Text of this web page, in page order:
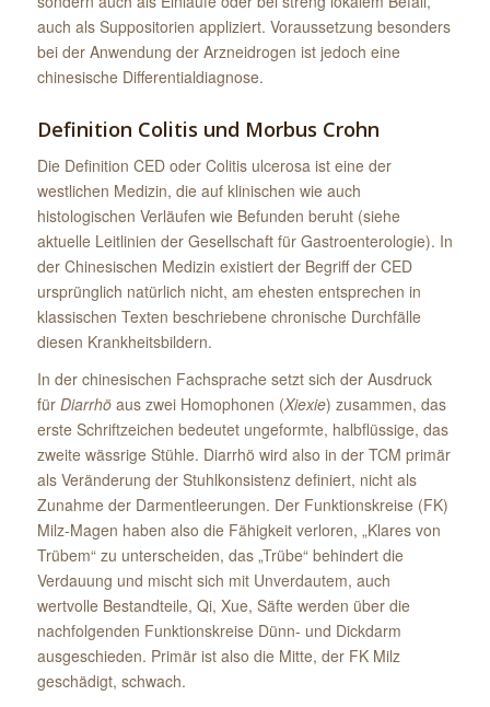
auch als Suppositorien appliziert. Voraussetzung besonders
bei der Anwendung der Arzneidrogen ist jedoch eine
chinesische Differentialdiagnose.
Definition Colitis und Morbus Crohn
Die Definition CED oder Colitis ulcerosa ist eine der
westlichen Medizin, die auf klinischen wie auch
histologischen Verläufen wie Befunden beruht (siehe
aktuelle Leitlinien der Gesellschaft für Gastroenterologie). In
der Chinesischen Medizin existiert der Begriff der CED
ursprünglich natürlich nicht, am ehesten entsprechen in
klassischen Texten beschriebene chronische Durchfälle
diesen Krankheitsbildern.
In der chinesischen Fachsprache setzt sich der Ausdruck
für Diarrhöaus zwei Homophonen (Xiexie) zusammen, das
erste Schriftzeichen bedeutet ungeformte, halbflüssige, das
zweite wässrige Stühle. Diarrhö wird also in der TCM primär
als Veränderung der Stuhlkonsistenz definiert, nicht als
Zunahme der Darmentleerungen. Der Funktionskreise (FK)
Milz-Magen haben also die Fähigkeit verloren, „Klares von
Trübem“ zu unterscheiden, das „Trübe“ behindert die
Verdauung und mischt sich mit Unverdautem, auch
wertvolle Bestandteile, Qi, Xue, Säfte werden über die
nachfolgenden Funktionskreise Dünn- und Dickdarm
ausgeschieden. Primär ist also die Mitte, der FK Milz
geschädigt, schwach.